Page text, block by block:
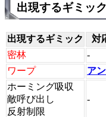
出現するギミック
出現するギミック
対
密林
-
ワープ
ア
ホーミング吸収
敵呼び出し
反射制限
-